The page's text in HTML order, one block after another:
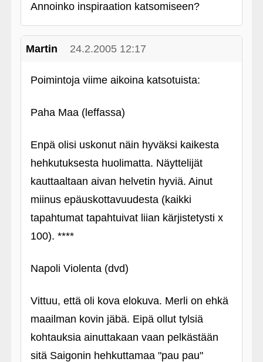
Annoinko inspiraation katsomiseen?
Martin 24.2.2005 12:17
Poimintoja viime aikoina katsotuista:
Paha Maa (leffassa)
Enpä olisi uskonut näin hyväksi kaikesta
hehkutuksesta huolimatta. Näyttelijät
kauttaaltaan aivan helvetin hyviä. Ainut
miinus epäuskottavuudesta (kaikki
tapahtumat tapahtuivat liian kärjistetysti x
100). ****
Napoli Violenta (dvd)
Vittuu, että oli kova elokuva. Merli on ehkä
maailman kovin jäbä. Eipä ollut tylsiä
kohtauksia ainuttakaan vaan pelkästään
sitä Saigonin hehkuttamaa "pau pau"